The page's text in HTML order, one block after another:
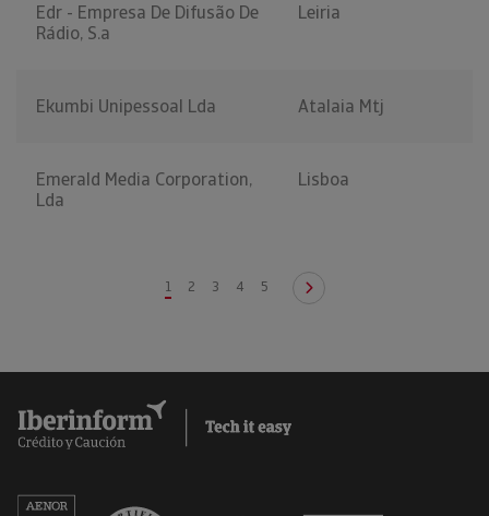
Edr - Empresa De Difusão De
Rádio, S.a
Leiria
Ekumbi Unipessoal Lda Atalaia Mtj
Emerald Media Corporation,
Lda
Lisboa
1 2 3 4 5